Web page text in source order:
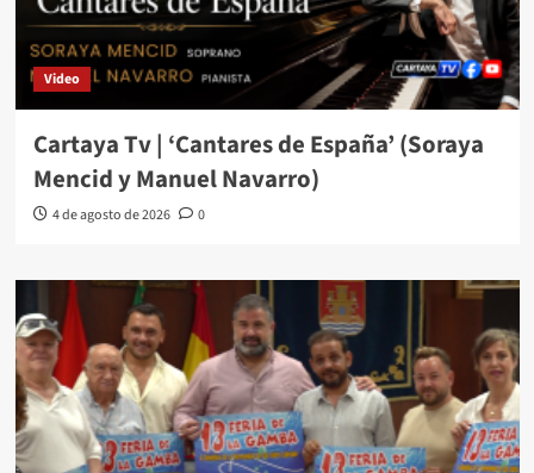
Video
Cartaya Tv | ‘Cantares de España’ (Soraya
Mencid y Manuel Navarro)
4 de agosto de 2026 0